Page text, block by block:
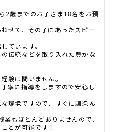
2歳までのお子さま18名をお預
せて、その子にあったスピー
ています。
伝統などを取り入れた豊かな
験は問いません。
寧に指導をしますので安心し
環境ですので、すぐに馴染ん
もほとんどありませんので、
とが可能です！